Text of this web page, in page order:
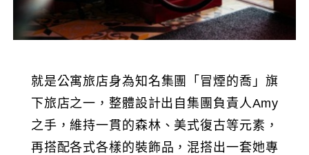
就是公寓旅店身為知名集團「冒煙的喬」旗
下旅店之一，整體設計出自集團負責人Amy
之手，維持一貫的森林、美式復古等元素，
再搭配各式各樣的裝飾品，混搭出一套她專